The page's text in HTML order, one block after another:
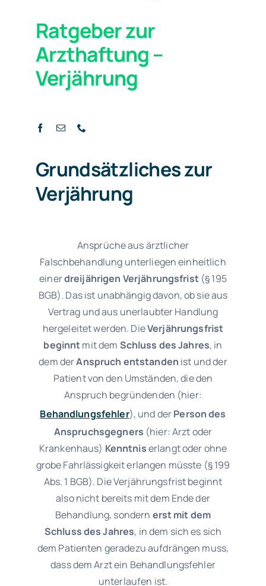
Ratgeber zur
Arzthaftung –
Verjährung
Grundsätzliches zur
Verjährung
Ansprüche aus ärztlicher
Falschbehandlung unterliegen einheitlich
einerdreijährigen Verjährungsfrist(§ 195
BGB). Das ist unabhängig davon, ob sie aus
Vertrag und aus unerlaubter Handlung
hergeleitet werden. DieVerjährungsfrist
beginntmit dem Schluss des Jahres, in
dem derAnspruch entstanden ist und der
Patient von den Umständen, die den
Anspruch begründenden (hier:
Behandlungsfehler), und derPerson des
Anspruchsgegners (hier: Arzt oder
Krankenhaus) Kenntniserlangt oder ohne
grobe Fahrlässigkeit erlangen müsste (§ 199
Abs. 1 BGB). Die Verjährungsfrist beginnt
also nicht bereits mit dem Ende der
Behandlung, sondern erst mit dem
Schluss des Jahres, in dem sich es sich
dem Patienten geradezu aufdrängen muss,
dass dem Arzt ein Behandlungsfehler
unterlaufen ist.